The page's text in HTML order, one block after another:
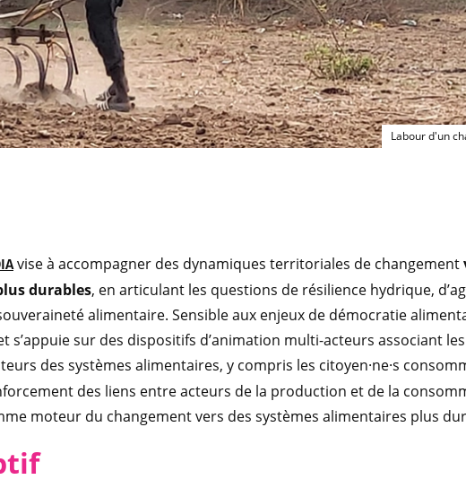
Labour d'un
vise à accompagner des dynamiques territoriales de changement
durables, en articulant les questions de résilience hydrique,
alimentaire. Sensible aux enjeux de démocratie
s’appuie sur des dispositifs d’animation multi-acteurs associant
des systèmes alimentaires, y compris les citoyen·ne·s
des liens entre acteurs de la production et de la
moteur du changement vers des systèmes alimentaires plus